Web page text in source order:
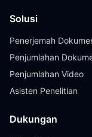
Solusi
Penerjemah
Penjumlahan
Penjumlahan Video
Asisten Penelitian
Dukungan